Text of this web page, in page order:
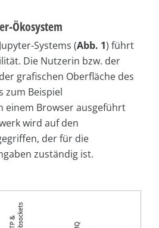
Ökosystem
Systems (Abb. 1) führt
Die Nutzerin bzw. der
grafischen Oberfläche des
zum Beispiel
einem Browser ausgeführt
wird auf den
der für die
zuständig ist.